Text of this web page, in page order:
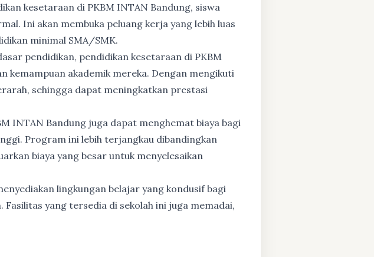
kesetaraan di PKBM INTAN Bandung, siswa
Ini akan membuka peluang kerja yang lebih luas
minimal SMA/SMK.
pendidikan, pendidikan kesetaraan di PKBM
kemampuan akademik mereka. Dengan mengikuti
sehingga dapat meningkatkan prestasi
INTAN Bandung juga dapat menghemat biaya bagi
Program ini lebih terjangkau dibandingkan
biaya yang besar untuk menyelesaikan
lingkungan belajar yang kondusif bagi
yang tersedia di sekolah ini juga memadai,